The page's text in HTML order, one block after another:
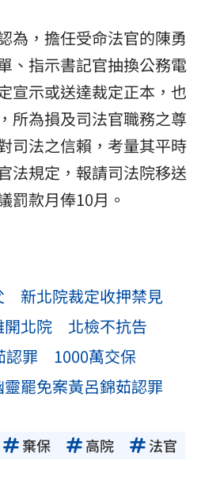
為，擔任受命法官的陳勇
、指示書記官抽換公務電
宣示或送達裁定正本，也
所為損及司法官職務之尊
司法之信賴，考量其平時
法規定，報請司法院移送
罰款月俸10月。
新北院裁定收押禁見
開北院 北檢不抗告
認罪 1000萬交保
罷免案黃呂錦茹認罪
棄保 高院
法官